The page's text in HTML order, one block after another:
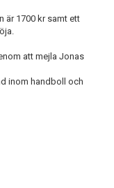
är 1700 kr samt ett
att mejla Jonas
inom handboll och